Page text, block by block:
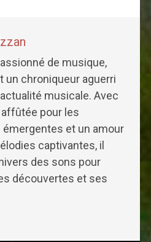
de musique,
un chroniqueur aguerri
musicale. Avec
pour les
et un amour
captivantes, il
des sons pour
découvertes et ses